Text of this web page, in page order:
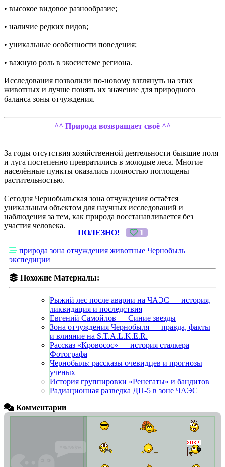
• высокое видовое разнообразие;
• наличие редких видов;
• уникальные особенности поведения;
• важную роль в экосистеме региона.
Исследования позволили по-новому взглянуть на этих
животных и лучше понять их значение для природного
баланса зоны отчуждения.
^^ Природа возвращает своё ^^
За годы отсутствия хозяйственной деятельности бывшие поля
и луга постепенно превратились в молодые леса. Многие
населённые пункты оказались полностью поглощены
растительностью.
Сегодня Чернобыльская зона отчуждения остаётся
уникальным объектом для научных исследований и
наблюдения за тем, как природа восстанавливается без
участия человека.
ПОЛЕЗНО!
1
природа зона отчуждения животные Чернобыль
экспедиции
Похожие Материалы:
Рыжий лес после аварии на ЧАЭС — история,
ликвидация и последствия
Евгений Самойлов — Синие звезды
Зона отчуждения Чернобыля — правда, факты
и влияние на S.T.A.L.K.E.R.
Рассказ «Кровосос» — история сталкера
Фотографа
Чернобыль: рассказы очевидцев и прогнозы
ученых
История группировки «Ренегаты» и бандитов
Радиационная разведка ДП-5 в зоне ЧАЭС
Комментарии